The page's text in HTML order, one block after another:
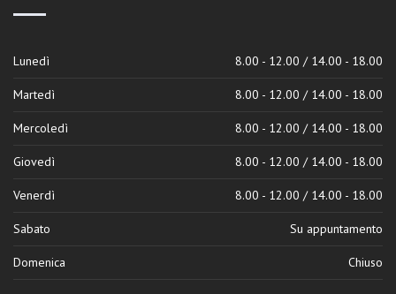
Lunedì 8.00 - 12.00 / 14.00 - 18.00
Martedì 8.00 - 12.00 / 14.00 - 18.00
Mercoledì 8.00 - 12.00 / 14.00 - 18.00
Giovedì 8.00 - 12.00 / 14.00 - 18.00
Venerdì 8.00 - 12.00 / 14.00 - 18.00
Sabato Su appuntamento
Domenica Chiuso